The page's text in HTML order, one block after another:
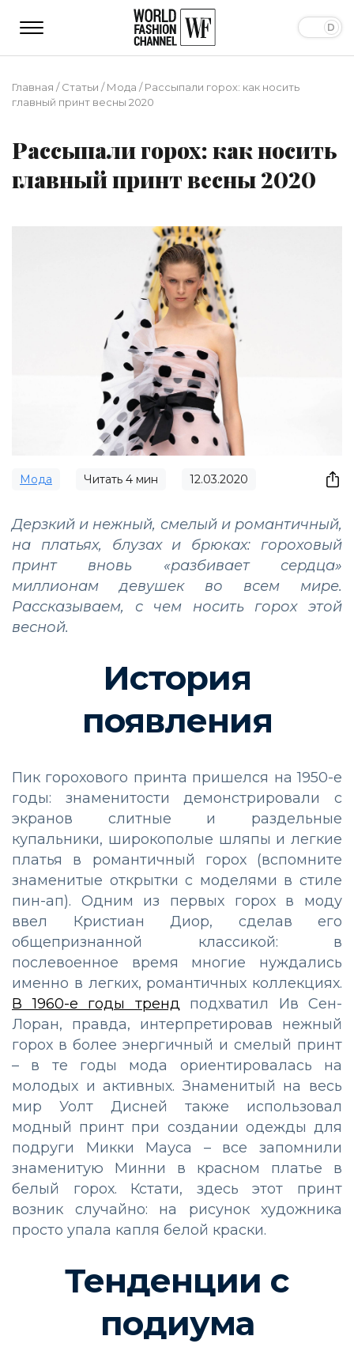
Главная /Статьи /Мода /Рассыпали горох: как носить
главный принт весны 2020
Рассыпали горох: как носить
главный принт весны 2020
Мода Читать 4 мин 12.03.2020
Дерзкий и нежный, смелый и романтичный,
на платьях, блузах и брюках: гороховый
принт вновь «разбивает сердца»
миллионам девушек во всем мире.
Рассказываем, с чем носить горох этой
весной.
История
появления
Пик горохового принта пришелся на 1950-е
годы: знаменитости демонстрировали с
экранов слитные и раздельные
купальники, широкополые шляпы и легкие
платья в романтичный горох (вспомните
знаменитые открытки с моделями в стиле
пин-ап). Одним из первых горох в моду
ввел Кристиан Диор, сделав его
общепризнанной классикой: в
послевоенное время многие нуждались
именно в легких, романтичных коллекциях.
В 1960-е годы тренд
подхватил Ив Сен-
Лоран, правда, интерпретировав нежный
горох в более энергичный и смелый принт
– в те годы мода ориентировалась на
молодых и активных. Знаменитый на весь
мир Уолт Дисней также использовал
модный принт при создании одежды для
подруги Микки Мауса – все запомнили
знаменитую Минни в красном платье в
белый горох. Кстати, здесь этот принт
возник случайно: на рисунок художника
просто упала капля белой краски.
Тенденции с
подиума